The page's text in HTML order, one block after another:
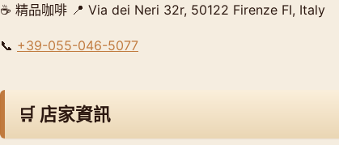
☕ 精品咖啡 📍 Via dei Neri 32r, 50122 Firenze FI, Italy
📞 +39-055-046-5077
🛒 店家資訊